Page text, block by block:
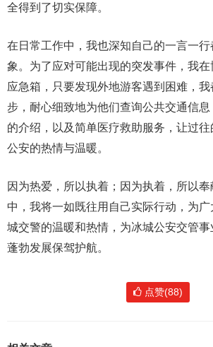
全得到了切实保障。
在日常工作中，我也深知自己的一言一
象。为了应对可能出现的突发事件，我
应急箱，只要发现外地游客遇到困难，
步，耐心细致地为他们查询公共交通信
的介绍，以及简单医疗救助服务，让过
公安的热情与温暖。
因为热爱，所以执着；因为执着，所以
中，我将一如既往用自己实际行动，为
城交警的温暖和热情，为冰城公安交管事
蓬勃发展保驾护航。
点赞(88)